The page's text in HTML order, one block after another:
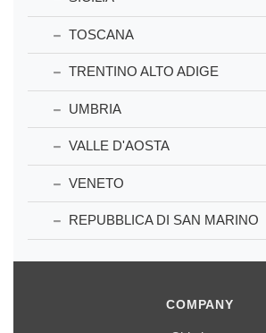
TOSCANA
TRENTINO ALTO ADIGE
UMBRIA
VALLE D'AOSTA
VENETO
REPUBBLICA DI SAN MARINO
COMPANY